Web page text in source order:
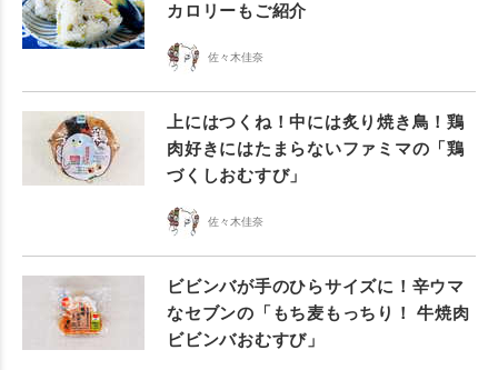
カロリーもご紹介
佐々木佳奈
上にはつくね！中には炙り焼き鳥！鶏
肉好きにはたまらないファミマの「鶏
づくしおむすび」
佐々木佳奈
ビビンバが手のひらサイズに！辛ウマ
なセブンの「もち麦もっちり！ 牛焼肉
ビビンバおむすび」